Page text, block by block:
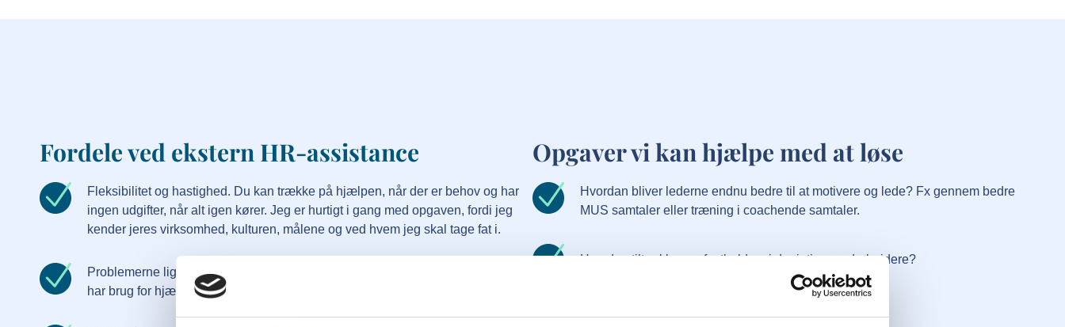
Fordele ved ekstern HR-assistance
Fleksibilitet og hastighed. Du kan trække på hjælpen, når der er behov og har
ingen udgifter, når alt igen kører. Jeg er hurtigt i gang med opgaven, fordi jeg
kender jeres virksomhed, kulturen, målene og ved hvem jeg skal tage fat i.
Problemerne ligger ikke og vokser sig større. Når du støder på en opgave, du
har brug for hjælp til er det let at uddelegere til mig.
Opgaver vi kan hjælpe med at løse
Hvordan bliver lederne endnu bedre til at motivere og lede? Fx gennem bedre
MUS samtaler eller træning i coachende samtaler.
Hvordan tiltrækker og fastholder vi de rigtige medarbejdere?
Hvordan får vi værdi af vores APV arbejde?